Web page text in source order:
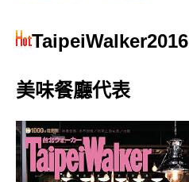
TaipeiWalker2016
美味餐廳代表